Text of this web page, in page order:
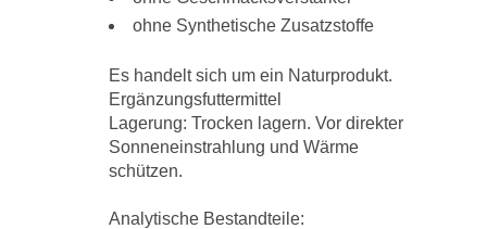
ohne Synthetische Zusatzstoffe
Es handelt sich um ein Naturprodukt.
Ergänzungsfuttermittel
Lagerung: Trocken lagern. Vor direkter
Sonneneinstrahlung und Wärme
schützen.
Analytische Bestandteile: